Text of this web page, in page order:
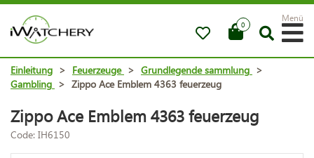
0
Menü
Einleitung > Feuerzeuge > Grundlegende sammlung >
Gambling > Zippo Ace Emblem 4363 feuerzeug
Zippo Ace Emblem 4363 feuerzeug
Code: IH6150